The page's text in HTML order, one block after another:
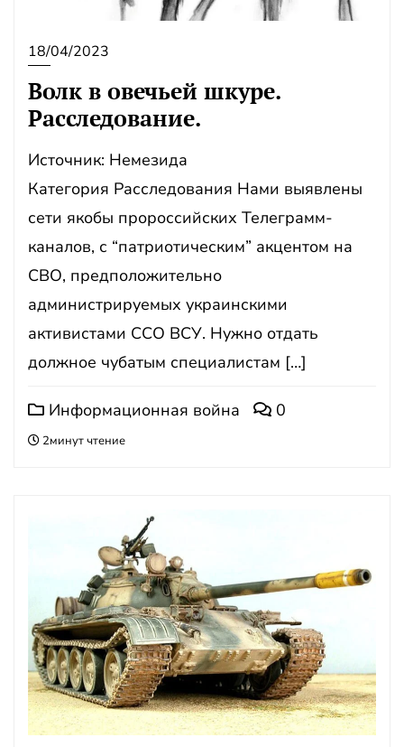
18/04/2023
Волк в овечьей шкуре .
Расследование.
Источник: Немезида
Категория Расследования Нами выявлены
сети якобы пророссийских Телеграмм-
каналов, с “патриотическим” акцентом на
СВО, предположительно
администрируемых украинскими
активистами ССО ВСУ. Нужно отдать
должное чубатым специалистам […]
Информационная война 0
2минут чтение